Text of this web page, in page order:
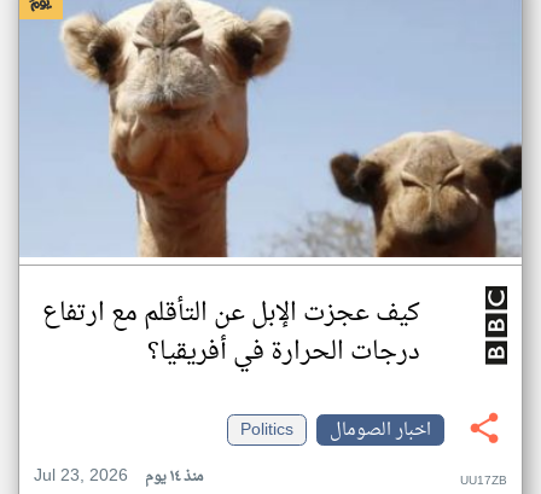
كيف عجزت الإبل عن التأقلم مع ارتفاع
درجات الحرارة في أفريقيا؟
اخبار الصومال
Politics
Jul 23, 2026
منذ ١٤ يوم UU17ZB